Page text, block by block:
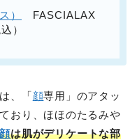
）
FASCIALAX
）
、「顔専用」のアタッ
おり、ほほのたるみや
顔は肌がデリケートな部